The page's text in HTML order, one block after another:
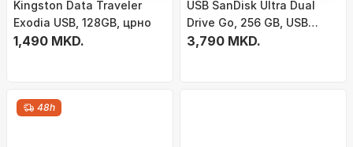
Kingston Data Traveler
Exodia USB, 128GB, црно
1,490 MKD.
USB SanDisk Ultra Dual
Drive Go, 256 GB, USB
Type-A / USB Type-C
3,790 MKD.
48h